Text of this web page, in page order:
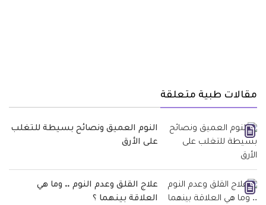
مقالات طبية متعلقة
النوم العميق ونصائح بسيطة للتغلب
على الأرق
علاج القلق وعدم النوم .. وما هي
العلاقة بينهما ؟